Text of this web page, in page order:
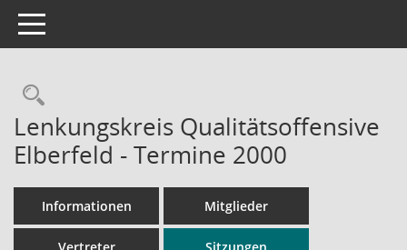
Toggle navigation
Rechercheauswahl
Lenkungskreis Qualitätsoffensive
Elberfeld - Termine 2000
Informationen Mitglieder